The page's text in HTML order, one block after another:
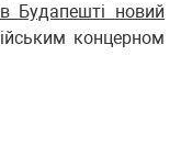
Будапешті новий
концерном